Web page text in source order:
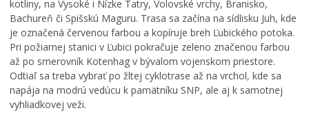
kotliny, na Vysoké i Nízke Tatry, Volovské vrchy, Branisko,
Bachureň či Spišskú Maguru. Trasa sa začína na sídlisku Juh, kde
je označená červenou farbou a kopíruje breh Ľubického potoka.
Pri požiarnej stanici v Ľubici pokračuje zeleno značenou farbou
až po smerovník Kotenhag v bývalom vojenskom priestore.
Odtiaľ sa treba vybrať po žltej cyklotrase až na vrchol, kde sa
napája na modrú vedúcu k pamätníku SNP, ale aj k samotnej
vyhliadkovej veži.
z
k
o
v
ý
p
o
r
e
p
í
s
a
l
h
r
j
i
c
e
v
K
e
ž